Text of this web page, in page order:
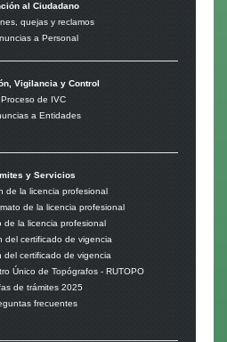
al Ciudadano
quejas y reclamos
a Personal
Vigilancia y Control
Proceso de IVC
a Entidades
y Servicios
de la licencia profesional
de la licencia profesional
de la licencia profesional
del certificado de vigencia
del certificado de vigencia
Único de Topógrafos - RUTOPO
de trámites 2025
frecuentes